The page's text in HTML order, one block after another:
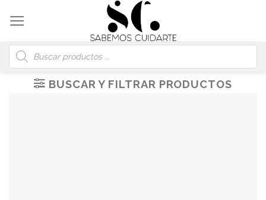
content
Búsqueda
de
productos
BUSCAR Y FILTRAR PRODUCTOS